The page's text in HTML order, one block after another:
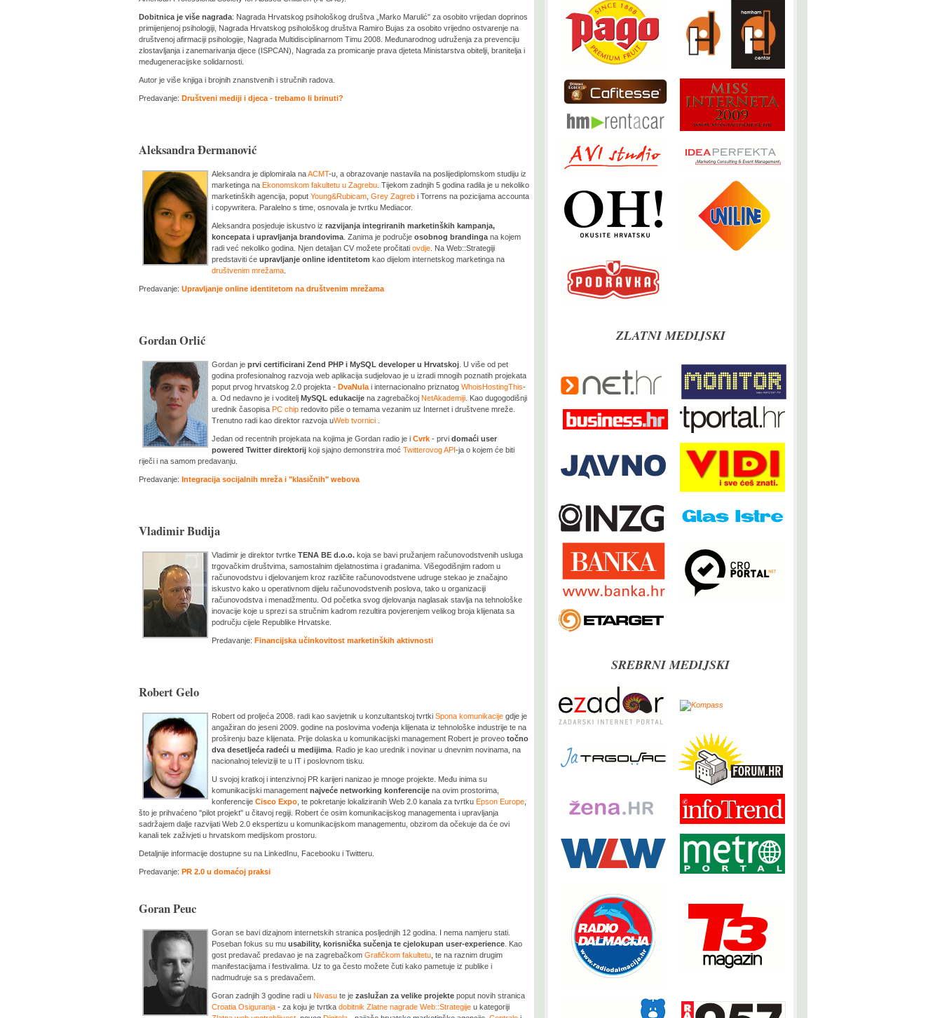
Dobitnica je više nagrada: Nagrada Hrvatskog psihološkog društva „Marko Marulić" za osobito vrijedan doprinos
primijenjenoj psihologiji, Nagrada Hrvatskog psihološkog društva Ramiro Bujas za osobito vrijedno ostvarenje na
društvenoj afirmaciji psihologije, Nagrada Multidisciplinarnom Timu 2008. Međunarodnog udruženja za prevenciju
zlostavljanja i zanemarivanja djece (ISPCAN), Nagrada za promicanje prava djeteta Ministarstva obitelji, branitelja i
međugeneracijske solidarnosti.
Autor je više knjiga i brojnih znanstvenih i stručnih radova.
Predavanje: Društveni mediji i djeca - trebamo li brinuti?
Aleksandra Đermanović
Aleksandra je diplomirala naACMT-u, a obrazovanje nastavila na poslijediplomskom studiju iz
marketinga na Ekonomskom fakultetu u Zagrebu. Tijekom zadnjih 5 godina radila je u nekoliko
marketinških agencija, poput Young&Rubicam, Grey Zagrebi Torrens na pozicijama accounta
i copywritera. Paralelno s time, osnovala je tvrtku Mediacor.
Aleksandra posjeduje iskustvo iz razvijanja integriranih marketinških kampanja,
koncepata i upravljanja brandovima. Zanima je područje osobnog brandingana kojem
radi već nekoliko godina. Njen detaljan CV možete pročitati ovdje. Na Web::Strategiji
predstaviti će upravljanje online identitetom kao dijelom internetskog marketinga na
društvenim mrežama.
Predavanje: Upravljanje online identitetom na društvenim mrežama
Gordan Orlić
Gordan je prvi certificirani Zend PHP i MySQL developer u Hrvatskoj. U više od pet
godina profesionalnog razvoja web aplikacija sudjelovao je u izradi mnogih poznatih projekata
poput prvog hrvatskog 2.0 projekta - DvaNulai internacionalno priznatog WhoisHostingThis-
a. Od nedavno je i voditelj MySQL edukacijena zagrebačkoj NetAkademiji. Kao dugogodišnji
urednik časopisa PC chipredovito piše o temama vezanim uz Internet i društvene mreže.
Trenutno radi kao direktor razvoja uWeb tvornici.
Jedan od recentnih projekata na kojima je Gordan radio je i Cvrk- prvi domaći user
powered Twitter direktorijkoji sjajno demonstrira moć Twitterovog API-ja o kojem će biti
riječi i na samom predavanju.
Predavanje: Integracija socijalnih mreža i "klasičnih" webova
Vladimir Budija
Vladimir je direktor tvrtke TENA BE d.o.o.koja se bavi pružanjem računovodstvenih usluga
trgovačkim društvima, samostalnim djelatnostima i građanima. Višegodišnjim radom u
računovodstvu i djelovanjem kroz različite računovodstvene udruge stekao je značajno
iskustvo kako u operativnom dijelu računovodstvenih poslova, tako u organizaciji
računovodstva i menadžmentu. Od početka svog djelovanja naglasak stavlja na tehnološke
inovacije koje u sprezi sa stručnim kadrom rezultira povjerenjem velikog broja klijenata sa
području cijele Republike Hrvatske.
Predavanje: Financijska učinkovitost marketinških aktivnosti
Robert Gelo
Robert od proljeća 2008. radi kao savjetnik u konzultantskoj tvrtki Spona komunikacijegdje je
angažiran do jeseni 2009. godine na poslovima vođenja klijenata iz tehnološke industrije te na
proširenju baze klijenata. Prije dolaska u komunikacijski management Robert je proveo točno
dva desetljeća radeći u medijima. Radio je kao urednik i novinar u dnevnim novinama, na
nacionalnoj televiziji te u IT i poslovnom tisku.
U svojoj kratkoj i intenzivnoj PR karijeri nanizao je mnoge projekte. Među inima su
komunikacijski management najveće networking konferencijena ovim prostorima,
konferencije Cisco Expo, te pokretanje lokaliziranih Web 2.0 kanala za tvrtku Epson Europe,
što je prihvaćeno "pilot projekt" u čitavoj regiji. Robert će osim komunikacijskog managementa i upravljanja
sadržajem dalje razvijati Web 2.0 ekspertizu u komunikacijskom managementu, obzirom da očekuje da će ovi
kanali tek zaživjeti u hrvatskom medijskom prostoru.
Detaljnije informacije dostupne su na LinkedInu, Facebooku i Twitteru.
Predavanje: PR 2.0 u domaćoj praksi
Goran Peuc
Goran se bavi dizajnom internetskih stranica posljednjih 12 godina. I nema namjeru stati.
Poseban fokus su mu usability, korisnička sučenja te cjelokupan user-experience. Kao
gost predavač predavao je na zagrebačkom Grafičkom fakultetu, te na raznim drugim
manifestacijama i festivalima. Uz to ga često možete čuti kako pametuje iz publike i
nadmudruje sa s predavačem.
Goran zadnjih 3 godine radi u Nivasute je zaslužan za velike projektepoput novih stranica
Croatia Osiguranja- za koju je tvrtka dobitnik Zlatne nagrade Web::Strategijeu kategoriji
ZLATNI MEDIJSKI
SREBRNI MEDIJSKI